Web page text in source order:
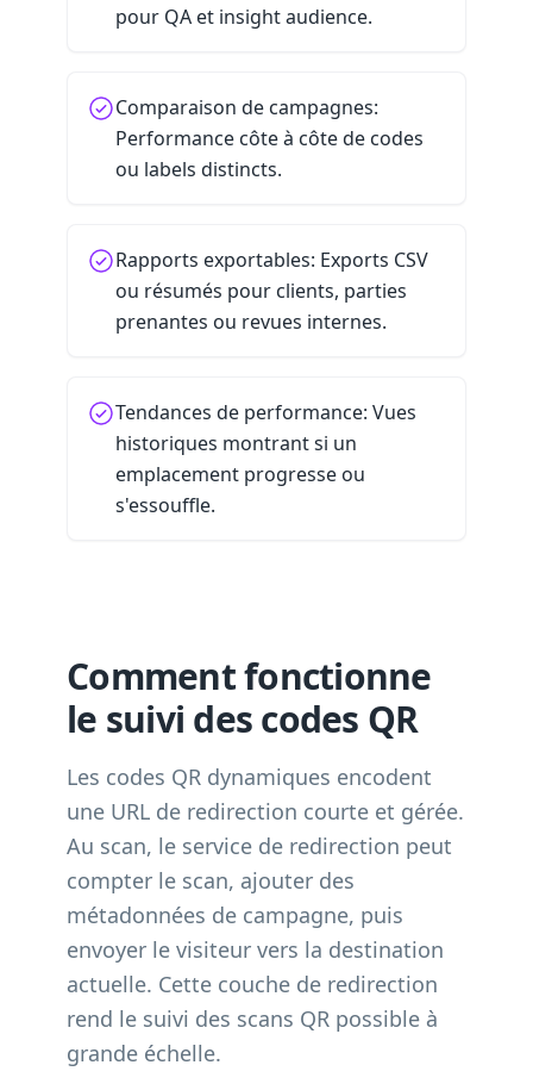
pour QA et insight audience.
Comparaison de campagnes:
Performance côte à côte de codes
ou labels distincts.
Rapports exportables: Exports CSV
ou résumés pour clients, parties
prenantes ou revues internes.
Tendances de performance: Vues
historiques montrant si un
emplacement progresse ou
s'essouffle.
Comment fonctionne
le suivi des codes QR
Les codes QR dynamiques encodent
une URL de redirection courte et gérée.
Au scan, le service de redirection peut
compter le scan, ajouter des
métadonnées de campagne, puis
envoyer le visiteur vers la destination
actuelle. Cette couche de redirection
rend le suivi des scans QR possible à
grande échelle.